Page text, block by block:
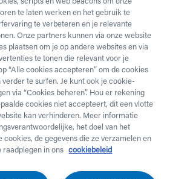
formulier in voor de huur van
levering of levering in het
telefonisch contact op via 02 218
nodig? Die kan je enkel aankopen. Wil je
ophalen? Dat kan hier.
voor minstens 1 maand en betaalt een
de prijzenhier. Een gewone levering
een dringende levering krijg je de
te laten werken en het gebruik te
te verbeteren en je relevante
Onze partners kunnen via onze website
plaatsen om je op andere websites en via
te tonen die relevant voor je
“Alle cookies accepteren” om de cookies
verder te surfen. Je kunt ook je cookie-
via “Cookies beheren”. Hou er rekening
cookies niet accepteert, dit een vlotte
kan verhinderen. Meer informatie
het doel van het
cookies, de gegevens die ze verzamelen en
raadplegen in ons
cookiebeleid